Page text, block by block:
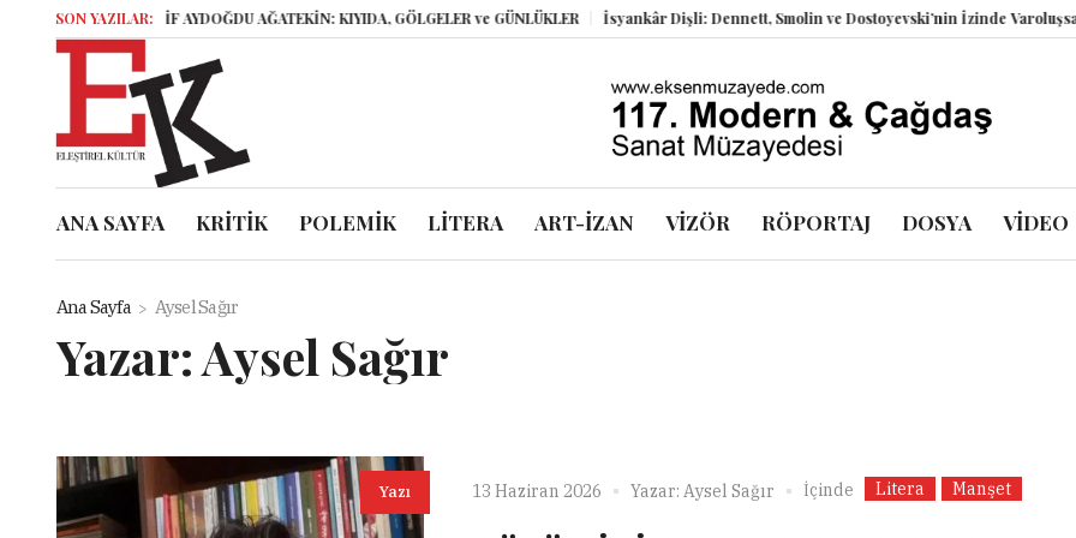
SON YAZILAR:
ELİF AYDOĞDU AĞATEKİN: KIYIDA, GÖLGELER ve GÜNLÜKLER İsyankâr Dişli: Dennett, Smolin ve Dostoyevski’nin İzinde Varoluşsal Bir
ANA SAYFA KRİTİK POLEMİK LİTERA ART-İZAN VİZÖR RÖPORTAJ DOSYA VİDEO
Ana Sayfa Aysel Sağır
Yazar:Aysel Sağır
Yazı 13 Haziran 2026 Yazar: Aysel Sağır İçinde Litera Manşet